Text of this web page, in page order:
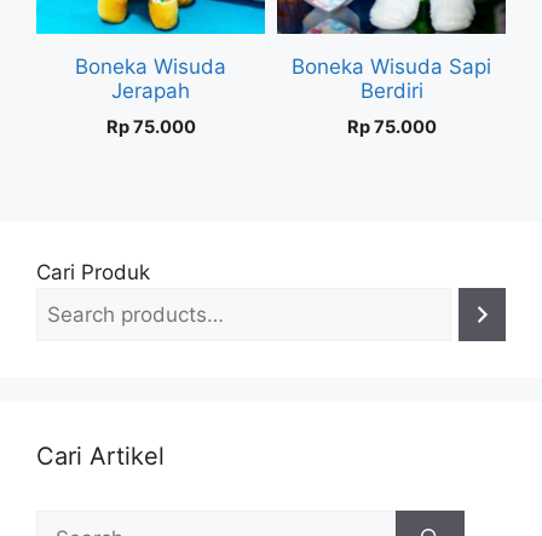
Boneka Wisuda
Jerapah
Rp75.000
Boneka Wisuda Sapi
Berdiri
Rp75.000
Cari Produk
Cari Artikel